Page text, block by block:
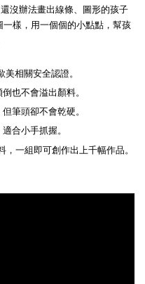
沒辦法畫出線條、圖形的孩子
樣，用一個個的小點點，幫孩
相關安全認證。
也不會溢出顏料。
筆頭卻不會乾硬。
合小手抓握。
一組即可創作出上千幅作品。